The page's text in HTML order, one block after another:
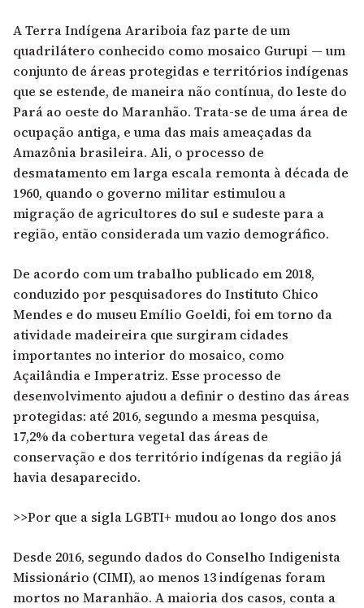
A Terra Indígena Arariboia faz parte de um
quadrilátero conhecido como mosaico Gurupi — um
conjunto de áreas protegidas e territórios indígenas
que se estende, de maneira não contínua, do leste do
Pará ao oeste do Maranhão. Trata-se de uma área de
ocupação antiga, e uma das mais ameaçadas da
Amazônia brasileira. Ali, o processo de
desmatamento em larga escala remonta à década de
1960, quando o governo militar estimulou a
migração de agricultores do sul e sudeste para a
região, então considerada um vazio demográfico.
De acordo com um trabalho publicado em 2018,
conduzido por pesquisadores do Instituto Chico
Mendes e do museu Emílio Goeldi, foi em torno da
atividade madeireira que surgiram cidades
importantes no interior do mosaico, como
Açailândia e Imperatriz. Esse processo de
desenvolvimento ajudou a definir o destino das áreas
protegidas: até 2016, segundo a mesma pesquisa,
17,2% da cobertura vegetal das áreas de
conservação e dos território indígenas da região já
havia desaparecido.
>>Por que a sigla LGBTI+ mudou ao longo dos anos
Desde 2016, segundo dados do Conselho Indigenista
Missionário (CIMI), ao menos 13 indígenas foram
mortos no Maranhão. A maioria dos casos, conta a